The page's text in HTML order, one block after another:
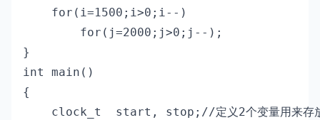
    for(i=1500;i>0;i--)
        for(j=2000;j>0;j--);
}
int main()
{
clock_t  start, stop;//定义2个变量用来存